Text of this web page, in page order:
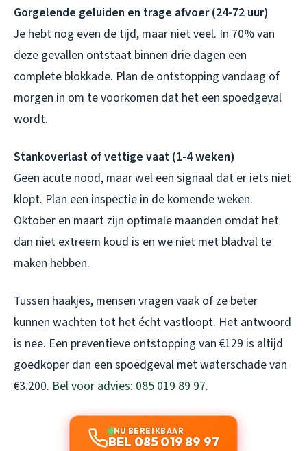
Gorgelende geluiden en trage afvoer (24-72 uur)
Je hebt nog even de tijd, maar niet veel. In 70% van
deze gevallen ontstaat binnen drie dagen een
complete blokkade. Plan de ontstopping vandaag of
morgen in om te voorkomen dat het een spoedgeval
wordt.
Stankoverlast of vettige vaat (1-4 weken)
Geen acute nood, maar wel een signaal dat er iets niet
klopt. Plan een inspectie in de komende weken.
Oktober en maart zijn optimale maanden omdat het
dan niet extreem koud is en we niet met bladval te
maken hebben.
Tussen haakjes, mensen vragen vaak of ze beter
kunnen wachten tot het écht vastloopt. Het antwoord
is nee. Een preventieve ontstopping van €129 is altijd
goedkoper dan een spoedgeval met waterschade van
€3.200. Bel voor advies: 085 019 89 97.
NU BEREIKBAAR
BEL 085 019 89 97